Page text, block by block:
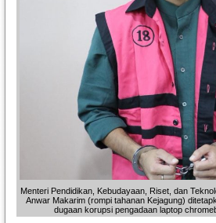
Menteri Pendidikan, Kebudayaan, Riset, dan
Anwar Makarim (rompi tahanan Kejagung)
dugaan korupsi pengadaan laptop